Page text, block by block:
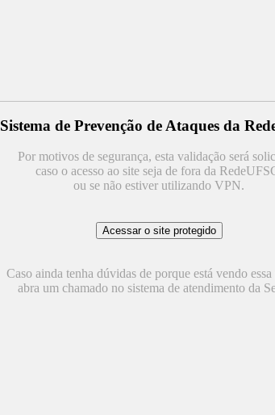
Sistema de Prevenção de Ataques da
Por motivos de segurança, esta validação será
caso o acesso ao site seja de fora da
ou se não estiver utilizando VPN.
Caso ainda tenha dúvidas de porque está vendo essa
abra um chamado no sistema de atendimento da